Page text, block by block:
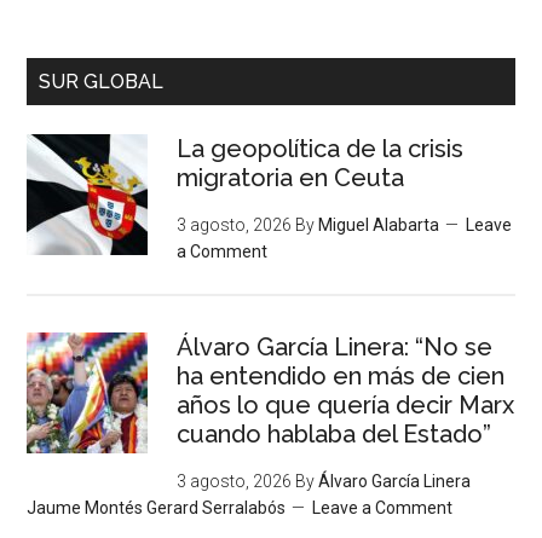
SUR GLOBAL
La geopolítica de la crisis
migratoria en Ceuta
3 agosto, 2026 By Miguel Alabarta
Leave
a Comment
Álvaro García Linera: “No se
ha entendido en más de cien
años lo que quería decir Marx
cuando hablaba del Estado”
3 agosto, 2026 ByÁlvaro García Linera
Jaume Montés Gerard Serralabós
Leave a Comment